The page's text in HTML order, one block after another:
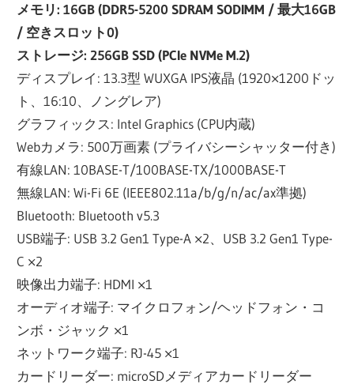
メモリ: 16GB (DDR5-5200 SDRAM SODIMM / 最大16GB
/ 空きスロット0)
ストレージ: 256GB SSD (PCIe NVMe M.2)
ディスプレイ: 13.3型 WUXGA IPS液晶 (1920×1200ドッ
ト、16:10、ノングレア)
グラフィックス: Intel Graphics (CPU内蔵)
Webカメラ: 500万画素 (プライバシーシャッター付き)
有線LAN: 10BASE-T/100BASE-TX/1000BASE-T
無線LAN: Wi-Fi 6E (IEEE802.11a/b/g/n/ac/ax準拠)
Bluetooth: Bluetooth v5.3
USB端子: USB 3.2 Gen1 Type-A ×2、USB 3.2 Gen1 Type-
C ×2
映像出力端子: HDMI ×1
オーディオ端子: マイクロフォン/ヘッドフォン・コ
ンボ・ジャック ×1
ネットワーク端子: RJ-45 ×1
カードリーダー: microSDメディアカードリーダー